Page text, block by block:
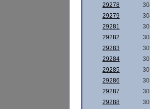
29278
29279
29281
29282
29283
29284
29285
29286
29287
29288